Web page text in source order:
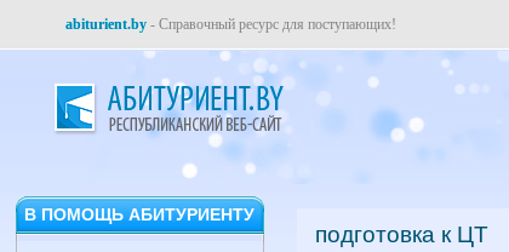
abiturient.by - Справочный ресурс для поступающих!
В ПОМОЩЬ АБИТУРИЕНТУ
подготовка к ЦТ